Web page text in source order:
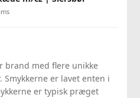
brand med flere unikke
Smykkerne er lavet enten i
er typisk præget